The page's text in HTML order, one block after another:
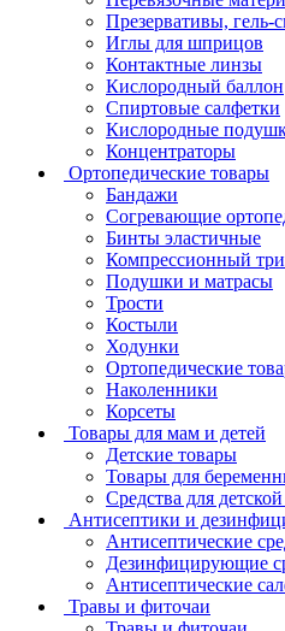
Презервативы, гель-
Иглы для шприцов
Контактные линзы
Кислородный баллон
Спиртовые салфетки
Кислородные
Концентраторы
Ортопедические товары
Бандажи
Согревающие
Бинты эластичные
Компрессионный
Подушки и матрасы
Трости
Костыли
Ходунки
Ортопедические
Наколенники
Корсеты
Товары для мам и детей
Детские товары
Товары для
Средства для
Антисептики и
Антисептические
Дезинфицирующие
Антисептические
Травы и фиточаи